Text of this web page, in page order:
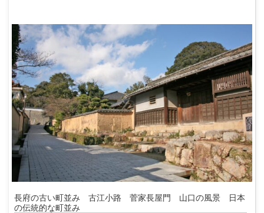
長府の古い町並み 古江小路 菅家長屋門 山口の風景 日本
の伝統的な町並み